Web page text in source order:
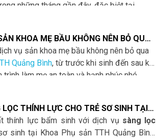
những tháng gần đây, đặc biệt tại
gấp 2,7 lần so với cùng kỳ năm trước.
phòng ngừa và kiểm soát kịp thời.
KHOA MẸ BẦU KHÔNG NÊN BỎ QUA
TTH QUẢNG BÌNH
vụ sản khoa mẹ bầu không nên bỏ qua
Quảng Bình, từ trước khi sinh đến sau khi
làm mẹ an toàn và hạnh phúc nhé.
THÍNH LỰC CHO TRẺ SƠ SINH TẠI
QUẢNG BÌNH
thính lực bẩm sinh với dịch vụ sàng lọc
sinh tại Khoa Phụ sản TTH Quảng Bình,